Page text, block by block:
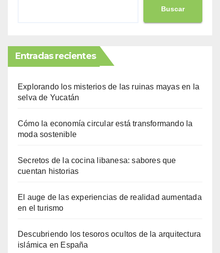
Buscar
Entradas recientes
Explorando los misterios de las ruinas mayas en la
selva de Yucatán
Cómo la economía circular está transformando la
moda sostenible
Secretos de la cocina libanesa: sabores que
cuentan historias
El auge de las experiencias de realidad aumentada
en el turismo
Descubriendo los tesoros ocultos de la arquitectura
islámica en España